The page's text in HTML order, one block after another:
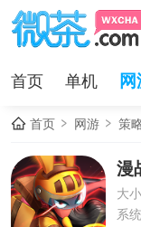
首页 单机 网
首页 网游 策
漫
大
系